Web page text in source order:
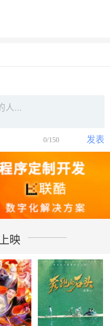
发表
0/150
映